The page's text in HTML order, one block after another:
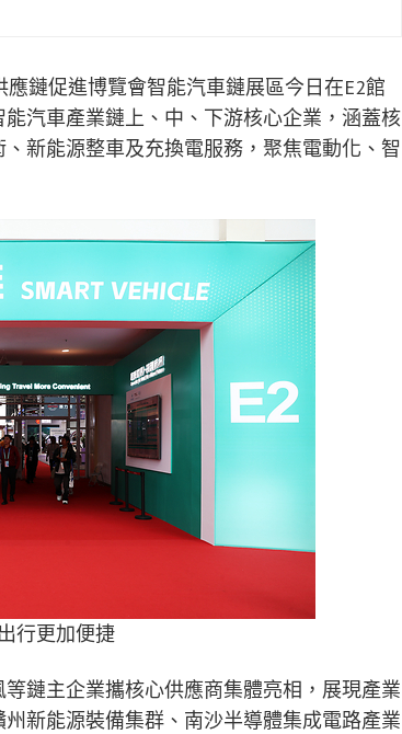
應鏈促進博覽會智能汽車鏈展區今日在E2館
汽車產業鏈上、中、下游核心企業，涵蓋核
新能源整車及充換電服務，聚焦電動化、智
行更加便捷
鏈主企業攜核心供應商集體亮相，展現產業
新能源裝備集群、南沙半導體集成電路產業